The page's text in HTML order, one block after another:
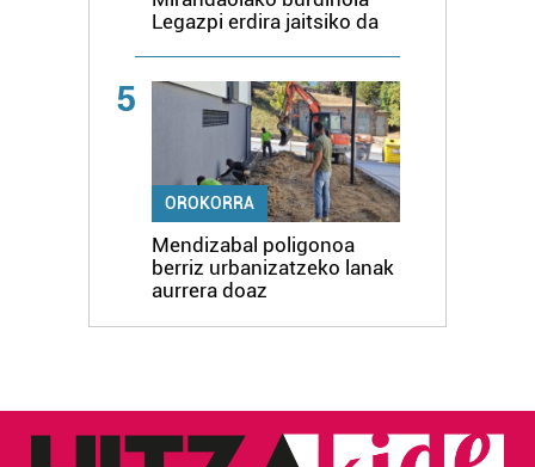
Legazpi erdira jaitsiko da
5
OROKORRA
Mendizabal poligonoa
berriz urbanizatzeko lanak
aurrera doaz